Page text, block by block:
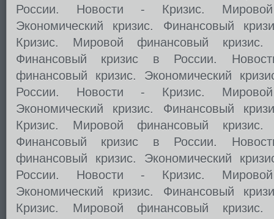
России. Новости - Кризис.
Экономический кризис. Финансовый
Кризис. Мировой финансовый кризис.
Финансовый кризис в России.
финансовый кризис. Экономический
России. Новости - Кризис.
Экономический кризис. Финансовый
Кризис. Мировой финансовый кризис.
Финансовый кризис в России.
финансовый кризис. Экономический
России. Новости - Кризис.
Экономический кризис. Финансовый
Кризис. Мировой финансовый кризис.